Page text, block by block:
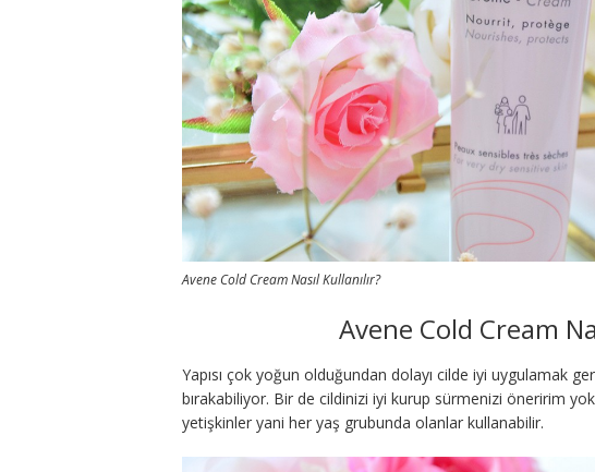
Avene Cold Cream Nasıl Kullanılır?
Avene Cold Cream
Yapısı çok yoğun olduğundan dolayı cilde iyi uygulamak
bırakabiliyor. Bir de cildinizi iyi kurup sürmenizi öneririm
yetişkinler yani her yaş grubunda olanlar kullanabilir.